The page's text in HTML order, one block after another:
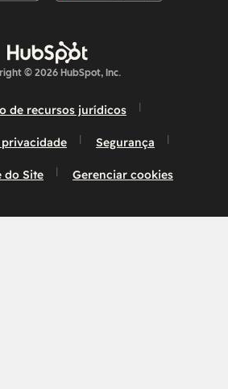
© 2026 HubSpot, Inc.
de recursos jurídicos
Segurança
do Site Gerenciar cookies